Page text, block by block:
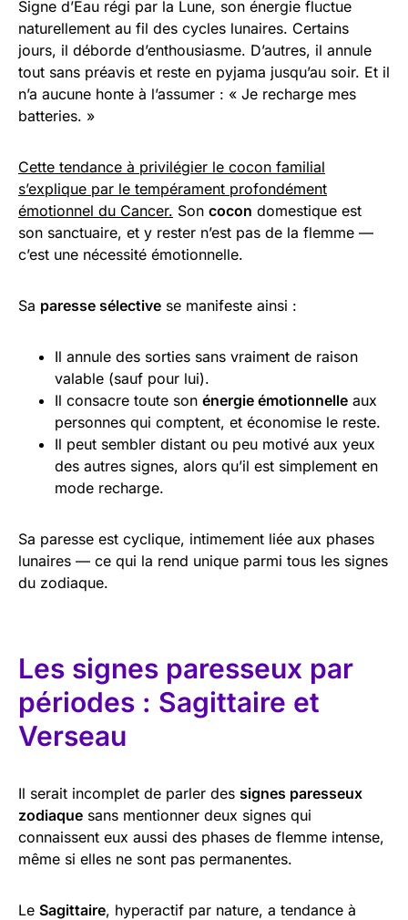
Signe d’Eau régi par la Lune, son énergie fluctue
naturellement au fil des cycles lunaires. Certains
jours, il déborde d’enthousiasme. D’autres, il annule
tout sans préavis et reste en pyjama jusqu’au soir. Et il
n’a aucune honte à l’assumer : « Je recharge mes
batteries. »
Cette tendance à privilégier le cocon familial
s’explique par le tempérament profondément
émotionnel du Cancer. Son cocon domestique est
son sanctuaire, et y rester n’est pas de la flemme —
c’est une nécessité émotionnelle.
Sa paresse sélective se manifeste ainsi :
Il annule des sorties sans vraiment de raison
valable (sauf pour lui).
Il consacre toute son énergie émotionnelle aux
personnes qui comptent, et économise le reste.
Il peut sembler distant ou peu motivé aux yeux
des autres signes, alors qu’il est simplement en
mode recharge.
Sa paresse est cyclique, intimement liée aux phases
lunaires — ce qui la rend unique parmi tous les signes
du zodiaque.
Les signes paresseux par
périodes : Sagittaire et
Verseau
Il serait incomplet de parler des signes paresseux
zodiaque sans mentionner deux signes qui
connaissent eux aussi des phases de flemme intense,
même si elles ne sont pas permanentes.
Le Sagittaire, hyperactif par nature, a tendance à